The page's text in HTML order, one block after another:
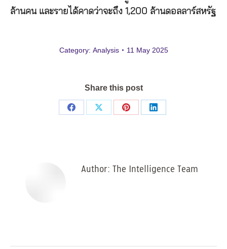
ล้านคน และรายได้คาดว่าจะถึง 1,200 ล้านดอลลาร์สหรัฐ
Category: Analysis 11 May 2025
Share this post
Share
Share
Share
Share
Author: The Intelligence Team